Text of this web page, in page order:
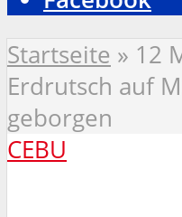
Startseite » 12
Erdrutsch auf
geborgen
CEBU